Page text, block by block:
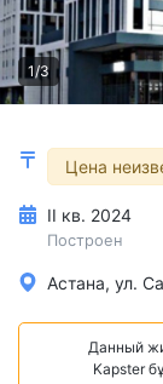
1/3
Цена
II кв. 2024
Построен
Астана, ул.
Данный
Kapster